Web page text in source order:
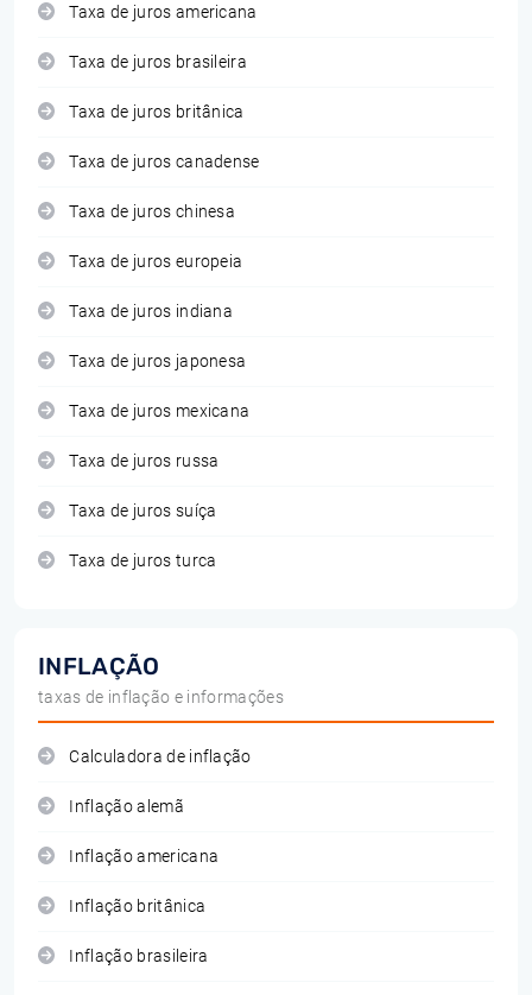
Taxa de juros americana
Taxa de juros brasileira
Taxa de juros britânica
Taxa de juros canadense
Taxa de juros chinesa
Taxa de juros europeia
Taxa de juros indiana
Taxa de juros japonesa
Taxa de juros mexicana
Taxa de juros russa
Taxa de juros suíça
Taxa de juros turca
INFLAÇÃO
taxas de inflação e informações
Calculadora de inflação
Inflação alemã
Inflação americana
Inflação britânica
Inflação brasileira